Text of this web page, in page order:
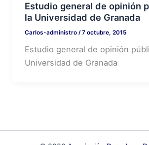
Estudio general de opinión
la Universidad de Granada
Carlos-administro /7 octubre, 2015
Estudio general de opinión
Universidad de Granada